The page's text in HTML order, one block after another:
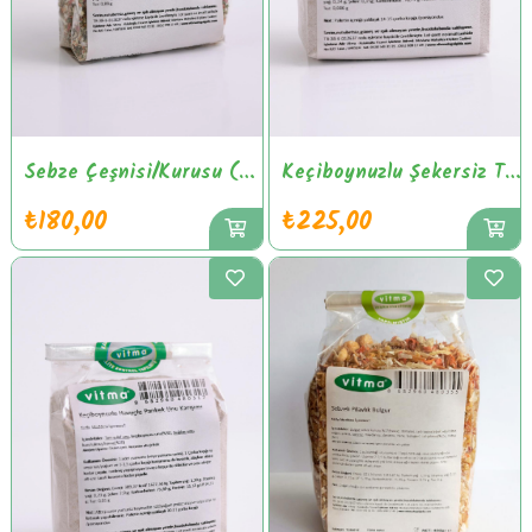
Sebze Çeşnisi/Kurusu (Bulyon Alternatifi-Katkısız)
₺180,00
Keçiboynuzlu Şekersiz Toz Puding Karışımı
₺225,00